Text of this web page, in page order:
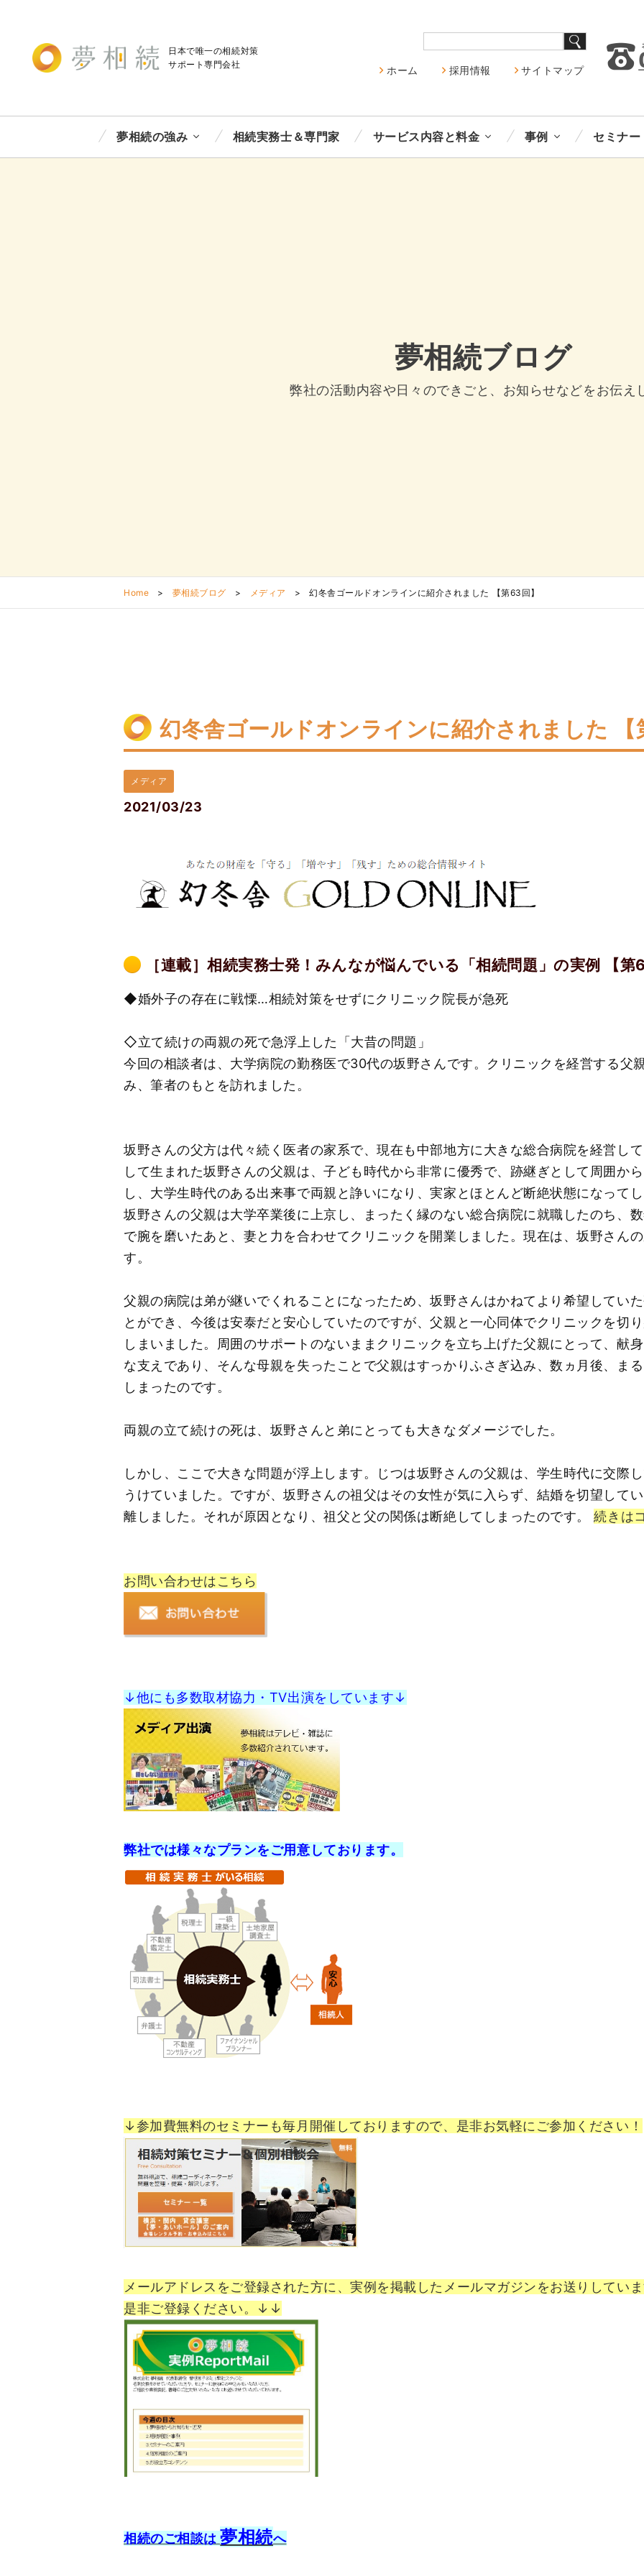
日本で唯一の相続対策
サポート専門会社 ホーム 採用情報 サイトマップ
夢相続の強み 相続実務士＆専門家 サービス内容と料金 事例 セミナー
夢相続ブログ
弊社の活動内容や日々のできごと、お知らせなどをお伝え
Home > 夢相続ブログ > メディア > 幻冬舎ゴールドオンラインに紹介されました 【第63回】
幻冬舎ゴールドオンラインに紹介されました
メディア
2021/03/23
［連載］相続実務士発！みんなが悩んでいる「相続問題」の実例 【第
◆婚外子の存在に戦慄…相続対策をせずにクリニック院長が急死
◇立て続けの両親の死で急浮上した「大昔の問題」
今回の相談者は、大学病院の勤務医で30代の坂野さんです。クリニックを経営する父
み、筆者のもとを訪れました。
坂野さんの父方は代々続く医者の家系で、現在も中部地方に大きな総合病院を経営し
して生まれた坂野さんの父親は、子ども時代から非常に優秀で、跡継ぎとして周囲か
し、大学生時代のある出来事で両親と諍いになり、実家とほとんど断絶状態になって
坂野さんの父親は大学卒業後に上京し、まったく縁のない総合病院に就職したのち、
で腕を磨いたあと、妻と力を合わせてクリニックを開業しました。現在は、坂野さん
す。
父親の病院は弟が継いでくれることになったため、坂野さんはかねてより希望してい
とができ、今後は安泰だと安心していたのですが、父親と一心同体でクリニックを切
しまいました。周囲のサポートのないままクリニックを立ち上げた父親にとって、献
な支えであり、そんな母親を失ったことで父親はすっかりふさぎ込み、数ヵ月後、ま
しまったのです。
両親の立て続けの死は、坂野さんと弟にとっても大きなダメージでした。
しかし、ここで大きな問題が浮上します。じつは坂野さんの父親は、学生時代に交際
うけていました。ですが、坂野さんの祖父はその女性が気に入らず、結婚を切望して
離しました。それが原因となり、祖父と父の関係は断絶してしまったのです。続きは
お問い合わせはこちら
↓他にも多数取材協力・TV出演をしています↓
弊社では様々なプランをご用意しております。
↓参加費無料のセミナーも毎月開催しておりますので、是非お気軽にご参加ください！
メールアドレスをご登録された方に、実例を掲載したメールマガジンをお送りしてい
是非ご登録ください。↓↓
相続のご相談は夢相続へ